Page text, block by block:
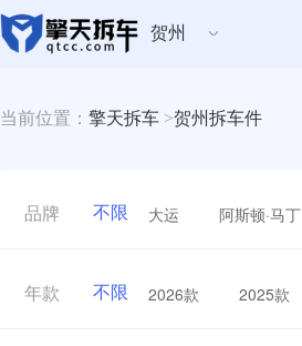
贺州
当前位置： 擎天拆车 >贺州拆车件
品牌 不限 大运 阿斯顿·马丁
年款 不限 2026款 2025款